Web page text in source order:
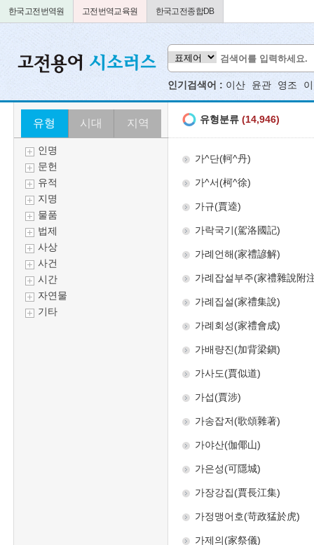
한국고전번역원 고전번역교육원 한국고전종합DB
인기검색어 : 이산 윤관 영조
유형 시대 지역
인명
문헌
유적
지명
물품
법제
사상
사건
시간
자연물
기타